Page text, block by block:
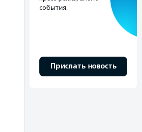
события.
Прислать новость